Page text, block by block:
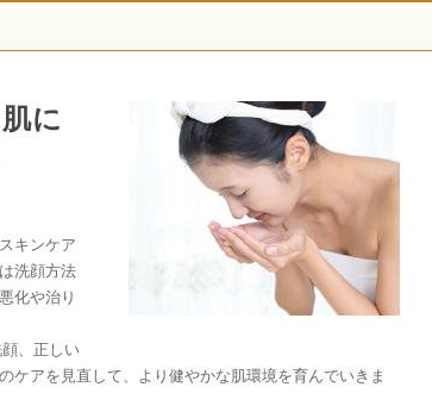
に
キンケア
洗顔方法
化や治り
、正しい
ケアを見直して、より健やかな肌環境を育んでいきま